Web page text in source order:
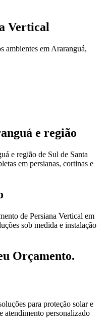
Vertical
ambientes em Araranguá,
e região
e região de Sul de Santa
em persianas, cortinas e
de Persiana Vertical em
sob medida e instalação
Orçamento.
para proteção solar e
atendimento personalizado